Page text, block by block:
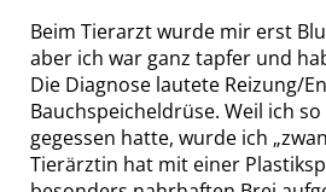
Beim Tierarzt wurde mir erst
aber ich war ganz tapfer und
Die Diagnose lautete Reizung/
Bauchspeicheldrüse. Weil ich
gegessen hatte, wurde ich
Tierärztin hat mit einer